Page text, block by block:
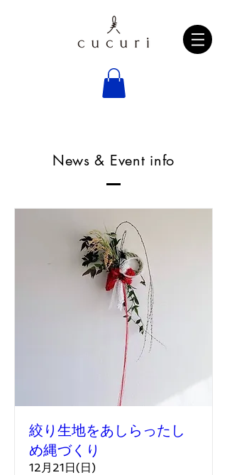
News & Event info
絞り生地をあしらったし
め縄づくり
12月21日(日)